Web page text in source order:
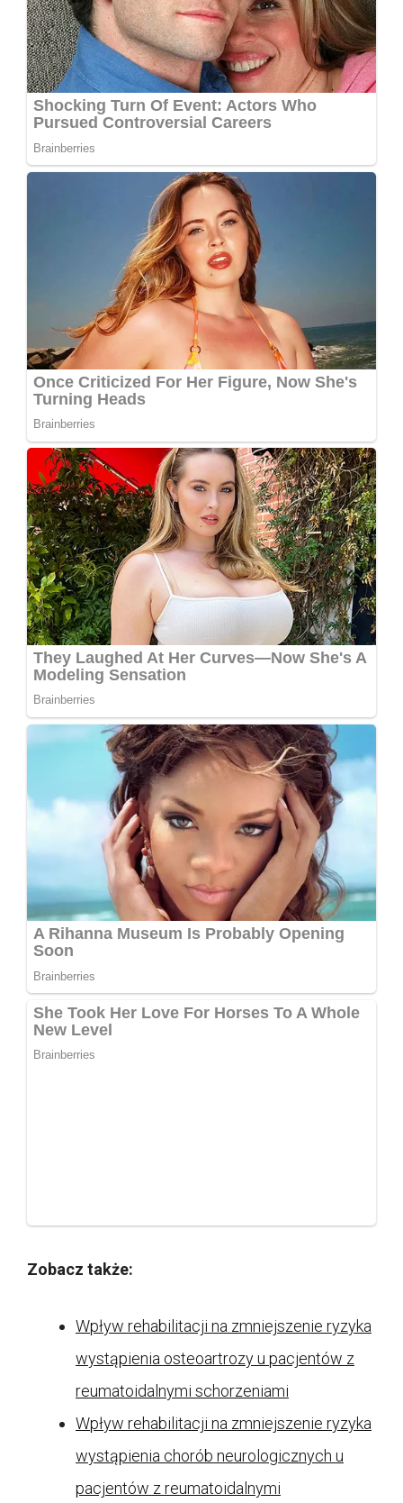
Zobacz także:
Wpływ rehabilitacji na zmniejszenie ryzyka
wystąpienia osteoartrozy u pacjentów z
reumatoidalnymi schorzeniami
Wpływ rehabilitacji na zmniejszenie ryzyka
wystąpienia chorób neurologicznych u
pacjentów z reumatoidalnymi